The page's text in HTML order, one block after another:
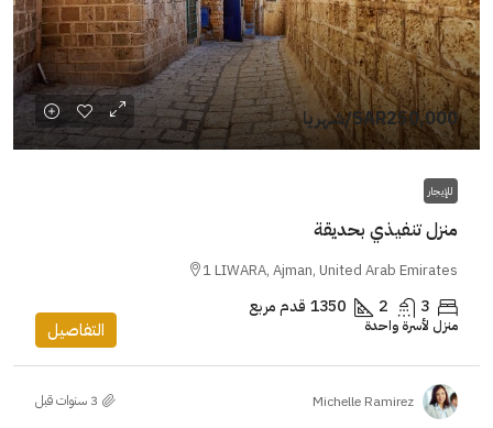
SAR250,000/شهريا
للإيجار
منزل تنفيذي بحديقة
1 LIWARA, Ajman, United Arab Emirates
3
2
1350قدم مربع
منزل لأسرة واحدة التفاصيل
Michelle Ramirez